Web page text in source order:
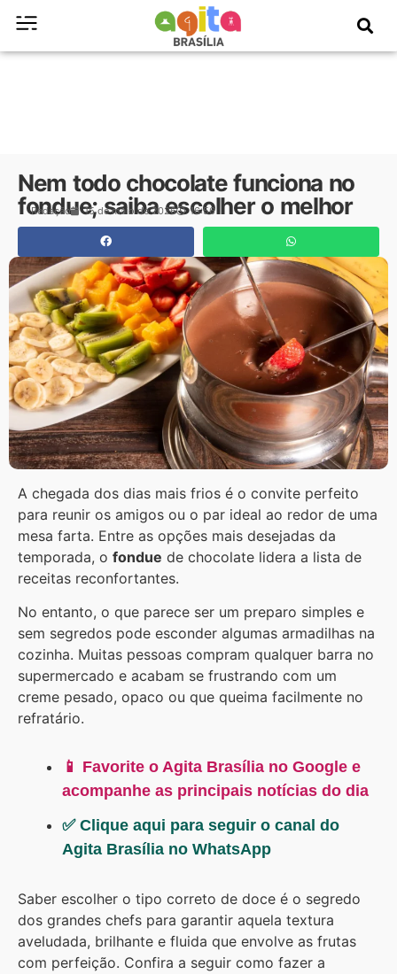
Nem todo chocolate funciona no
fondue; saiba escolher o melhor
Redação 15 de maio de 2026 16:56
A chegada dos dias mais frios é o convite perfeito
para reunir os amigos ou o par ideal ao redor de uma
mesa farta. Entre as opções mais desejadas da
temporada, o fondue de chocolate lidera a lista de
receitas reconfortantes.
No entanto, o que parece ser um preparo simples e
sem segredos pode esconder algumas armadilhas na
cozinha. Muitas pessoas compram qualquer barra no
supermercado e acabam se frustrando com um
creme pesado, opaco ou que queima facilmente no
refratário.
📱 Favorite o Agita Brasília no Google e
acompanhe as principais notícias do dia
✅ Clique aqui para seguir o canal do
Agita Brasília no WhatsApp
Saber escolher o tipo correto de doce é o segredo
dos grandes chefs para garantir aquela textura
aveludada, brilhante e fluida que envolve as frutas
com perfeição. Confira a seguir como fazer a